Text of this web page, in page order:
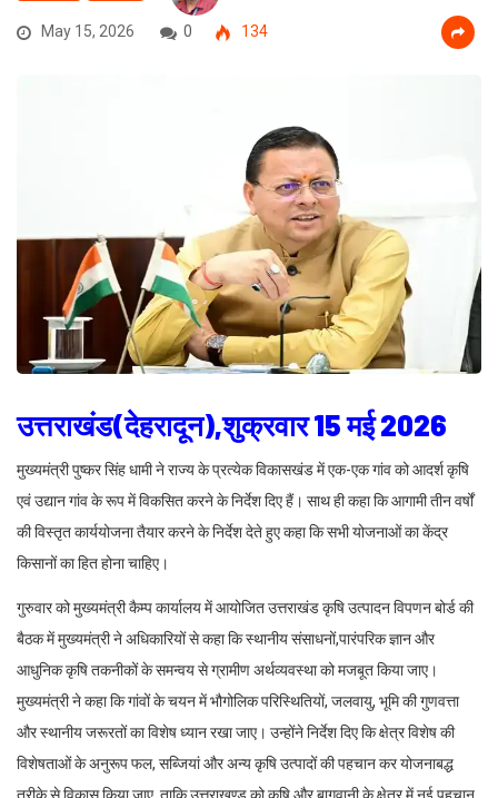
May 15, 2026 0 134
उत्तराखंड(देहरादून),शुक्रवार 15 मई 2026
मुख्यमंत्री पुष्कर सिंह धामी ने राज्य के प्रत्येक विकासखंड में एक-एक गांव को आदर्श कृषि
एवं उद्यान गांव के रूप में विकसित करने के निर्देश दिए हैं। साथ ही कहा कि आगामी तीन वर्षों
की विस्तृत कार्ययोजना तैयार करने के निर्देश देते हुए कहा कि सभी योजनाओं का केंद्र
किसानों का हित होना चाहिए।
गुरुवार को मुख्यमंत्री कैम्प कार्यालय में आयोजित उत्तराखंड कृषि उत्पादन विपणन बोर्ड की
बैठक में मुख्यमंत्री ने अधिकारियों से कहा कि स्थानीय संसाधनों,पारंपरिक ज्ञान और
आधुनिक कृषि तकनीकों के समन्वय से ग्रामीण अर्थव्यवस्था को मजबूत किया जाए।
मुख्यमंत्री ने कहा कि गांवों के चयन में भौगोलिक परिस्थितियों, जलवायु, भूमि की गुणवत्ता
और स्थानीय जरूरतों का विशेष ध्यान रखा जाए। उन्होंने निर्देश दिए कि क्षेत्र विशेष की
विशेषताओं के अनुरूप फल, सब्जियां और अन्य कृषि उत्पादों की पहचान कर योजनाबद्ध